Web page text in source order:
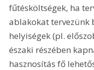
fűtésköltségek, ha
ablakokat tervezünk
helyiségek (pl.
északi részében
hasznosítás fő